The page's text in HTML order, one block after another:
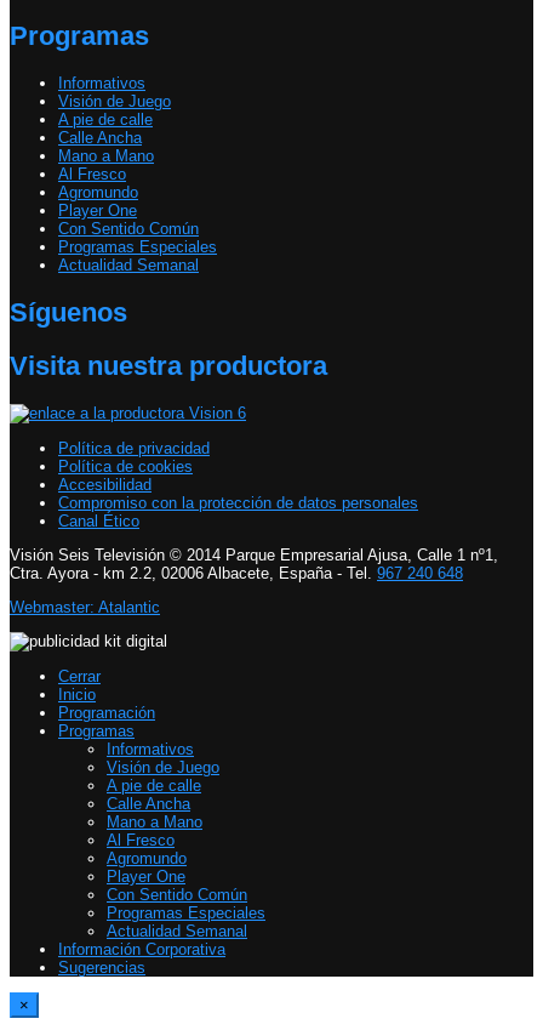
Programas
Informativos
Visión de Juego
A pie de calle
Calle Ancha
Mano a Mano
Al Fresco
Agromundo
Player One
Con Sentido Común
Programas Especiales
Actualidad Semanal
Síguenos
Visita nuestra productora
Política de privacidad
Política de cookies
Accesibilidad
Compromiso con la protección de datos personales
Canal Ético
Visión Seis Televisión © 2014 Parque Empresarial Ajusa, Calle 1 nº1,
Ctra. Ayora - km 2.2, 02006 Albacete, España - Tel. 967 240 648
Webmaster: Atalantic
Cerrar
Inicio
Programación
Programas
Informativos
Visión de Juego
A pie de calle
Calle Ancha
Mano a Mano
Al Fresco
Agromundo
Player One
Con Sentido Común
Programas Especiales
Actualidad Semanal
Información Corporativa
Sugerencias
×